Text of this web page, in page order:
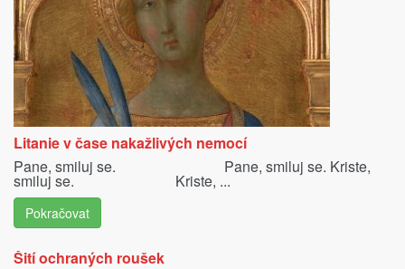
Litanie v čase nakažlivých nemocí
Pane, smiluj se. Pane, smiluj se. Kriste,
smiluj se. Kriste, ...
Pokračovat
Šití ochraných roušek